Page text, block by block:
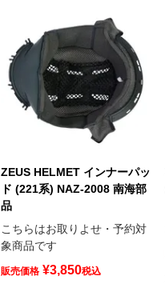
ZEUS HELMET インナーパッ
ド (221系) NAZ-2008 南海部
品
こちらはお取りよせ・予約対
象商品です
販売価格 ¥3,850税込